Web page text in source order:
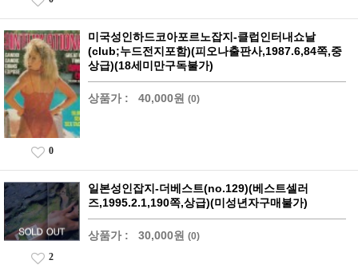
미국성인하드코아포르노잡지-클럽인터내쇼날
(club;누드전지포함)(피오나출판사,1987.6,84쪽,중
상급)(18세미만구독불가)
상품가 : 40,000원 (0)
0
일본성인잡지-더베스트(no.129)(베스트셀러
즈,1995.2.1,190쪽,상급)(미성년자구매불가)
상품가 : 30,000원 (0)
2